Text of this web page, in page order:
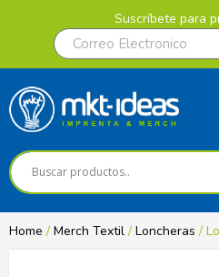
Suscríbete para
Home / Merch Textil / Loncheras /